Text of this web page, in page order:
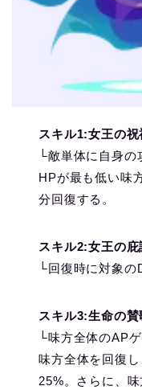
スキル1:女王の祝
└敵単体に自身の
HPが最も低い味
分回復する。
スキル2:女王の
└回復時に対象の
スキル3:生命の賛
└味方全体のAP
味方全体を回復
25%。さらに、